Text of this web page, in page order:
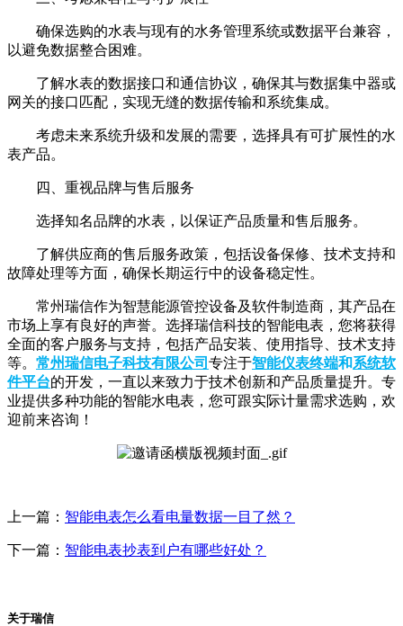
确保选购的水表与现有的水务管理系统或数据平台兼容，
以避免数据整合困难。
了解水表的数据接口和通信协议，确保其与数据集中器或
网关的接口匹配，实现无缝的数据传输和系统集成。
考虑未来系统升级和发展的需要，选择具有可扩展性的水
表产品。
四、重视品牌与售后服务
选择知名品牌的水表，以保证产品质量和售后服务。
了解供应商的售后服务政策，包括设备保修、技术支持和
故障处理等方面，确保长期运行中的设备稳定性。
常州瑞信作为智慧能源管控设备及软件制造商，其产品在
市场上享有良好的声誉。选择瑞信科技的智能电表，您将获得
全面的客户服务与支持，包括产品安装、使用指导、技术支持
等。 常州瑞信电子科技有限公司 专注于智能仪表终端和系统软
件平台的开发，一直以来致力于技术创新和产品质量提升。专
业提供多种功能的智能水电表，您可跟实际计量需求选购，欢
迎前来咨询！
上一篇： 智能电表怎么看电量数据一目了然？
下一篇： 智能电表抄表到户有哪些好处？
关于瑞信